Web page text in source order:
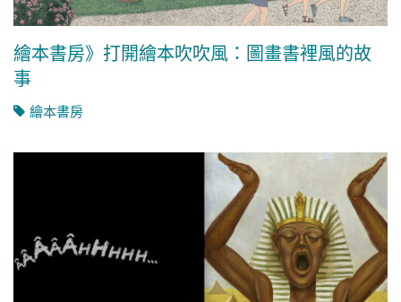
繪本書房》打開繪本吹吹風：圖畫書裡風的故
事
繪本書房